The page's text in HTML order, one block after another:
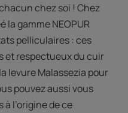
chez soi ! Chez
la gamme NEOPUR
pelliculaires : ces
et respectueux du cuir
levure Malassezia pour
pouvez aussi vous
l’origine de ce